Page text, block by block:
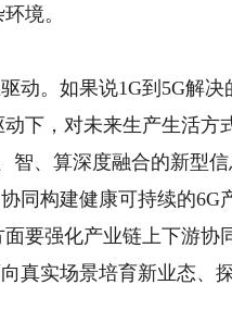
境。
。如果说1G到5G解决
下，对未来生产生活方
、算深度融合的新型信
同构建健康可持续的6G
要强化产业链上下游协
真实场景培育新业态、